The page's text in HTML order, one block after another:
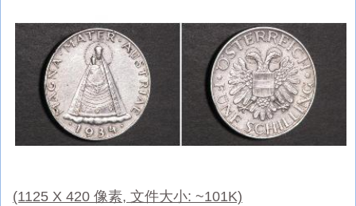
(1125 X 420 像素, 文件大小: ~101K)